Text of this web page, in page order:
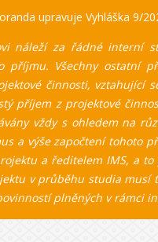
upravuje Vyhláška 9/
náleží za řádné interní
příjmu. Všechny ostatní
činnosti, vztahující
příjem z projektové
vždy s ohledem na
a výše započtení tohoto
a ředitelem IMS, a
v průběhu studia musí
plněných v rámci